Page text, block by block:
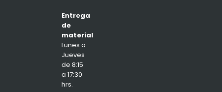
Entrega
de
material
Lunes a
Jueves
de 8:15
a 17:30
hrs.